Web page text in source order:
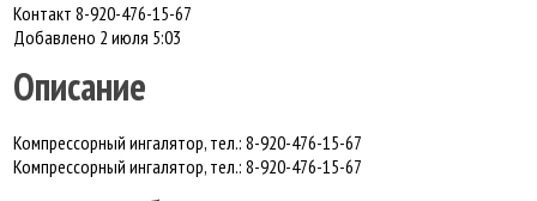
Контакт 8-920-476-15-67
Добавлено 2 июля 5:03
Описание
Компрессорный ингалятор, тел.: 8-920-476-15-67
Компрессорный ингалятор, тел.: 8-920-476-15-67